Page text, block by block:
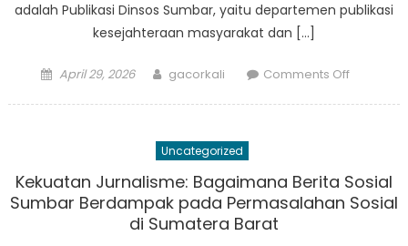
adalah Publikasi Dinsos Sumbar, yaitu departemen publikasi
kesejahteraan masyarakat dan […]
Posted
April 29, 2026 Author
gacorkali Comments Offon
Kuat
dan
Uncategorized
Kekuatan Jurnalisme: Bagaimana Berita Sosial
Sumbar Berdampak pada Permasalahan Sosial
di Sumatera Barat